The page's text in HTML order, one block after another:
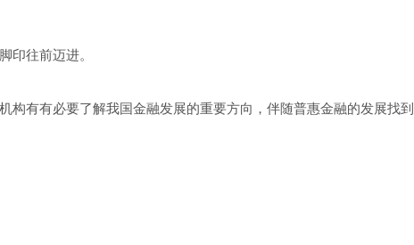
印往前迈进。
有有必要了解我国金融发展的重要方向，伴随普惠金融的发展找到